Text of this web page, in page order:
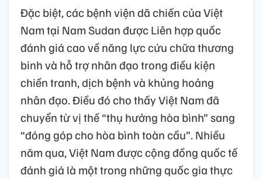
Đặc biệt, các bệnh viện dã chiến của Việt
Nam tại Nam Sudan được Liên hợp quốc
đánh giá cao về năng lực cứu chữa thương
binh và hỗ trợ nhân đạo trong điều kiện
chiến tranh, dịch bệnh và khủng hoảng
nhân đạo. Điều đó cho thấy Việt Nam đã
chuyển từ vị thế “thụ hưởng hòa bình” sang
“đóng góp cho hòa bình toàn cầu”. Nhiều
năm qua, Việt Nam được cộng đồng quốc tế
đánh giá là một trong những quốc gia thực